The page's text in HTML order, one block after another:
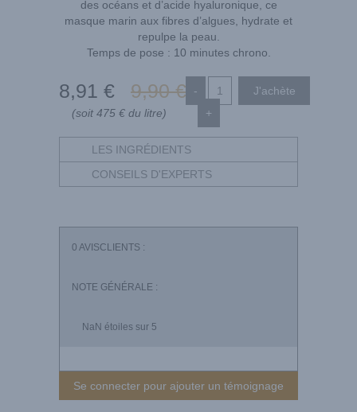
des océans et d’acide hyaluronique, ce
masque marin aux fibres d’algues, hydrate et
repulpe la peau.
Temps de pose : 10 minutes chrono.
8,91 € 9,90 €
(soit 475 € du litre)
-
+
LES INGRÉDIENTS
CONSEILS D'EXPERTS
0 AVISCLIENTS :
NOTE GÉNÉRALE :
NaN étoiles sur 5
Se connecter pour ajouter un témoignage